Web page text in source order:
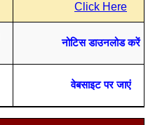
Click Here
नोटिस डाउनलोड करें
वेबसाइट पर जाएं